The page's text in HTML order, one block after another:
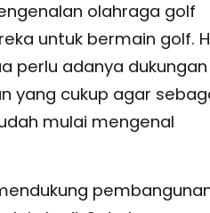
olahraga golf
untuk bermain golf.
perlu adanya dukungan
yang cukup agar
mulai mengenal